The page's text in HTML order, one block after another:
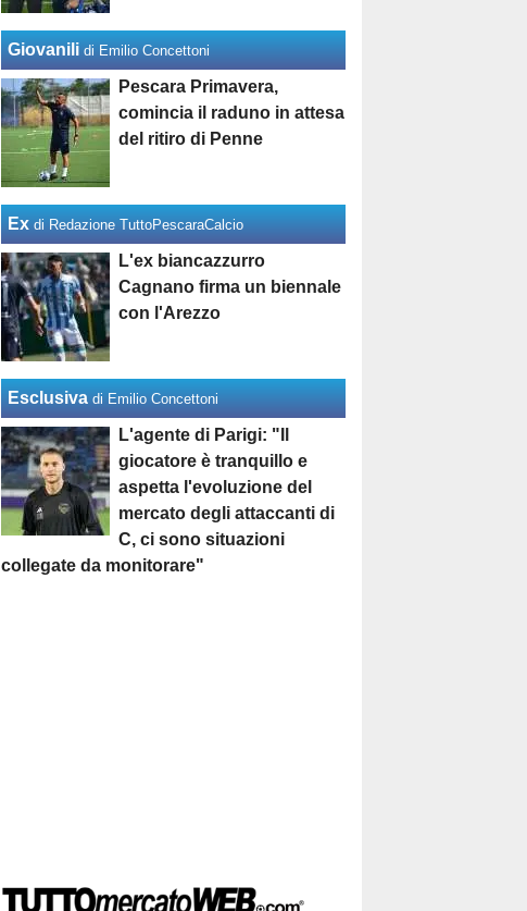
Giovanili di Emilio Concettoni
Pescara Primavera,
comincia il raduno in attesa
del ritiro di Penne
Ex di Redazione TuttoPescaraCalcio
L'ex biancazzurro
Cagnano firma un biennale
con l'Arezzo
Esclusiva di Emilio Concettoni
L'agente di Parigi: "Il
giocatore è tranquillo e
aspetta l'evoluzione del
mercato degli attaccanti di
C, ci sono situazioni
collegate da monitorare"